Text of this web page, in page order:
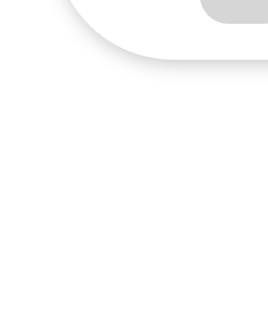
EXTRA
RUSTICA